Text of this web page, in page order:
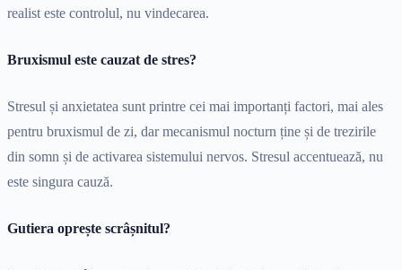
realist este controlul, nu vindecarea.
Bruxismul este cauzat de stres?
Stresul și anxietatea sunt printre cei mai importanți factori, mai ales
pentru bruxismul de zi, dar mecanismul nocturn ține și de trezirile
din somn și de activarea sistemului nervos. Stresul accentuează, nu
este singura cauză.
Gutiera oprește scrâșnitul?